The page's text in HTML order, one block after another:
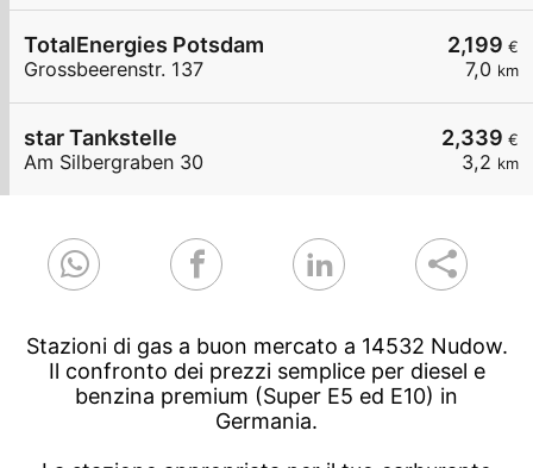
2,199 €
7,0 km
TotalEnergies Potsdam
Grossbeerenstr. 137
2,339 €
3,2 km
star Tankstelle
Am Silbergraben 30
Stazioni di gas a buon mercato a 14532 Nudow.
Il confronto dei prezzi semplice per diesel e
benzina premium (Super E5 ed E10) in
Germania.